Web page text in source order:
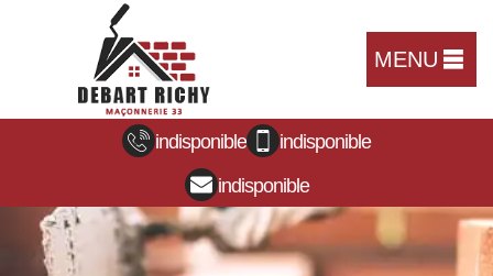
MENU
indisponible
indisponible
indisponible